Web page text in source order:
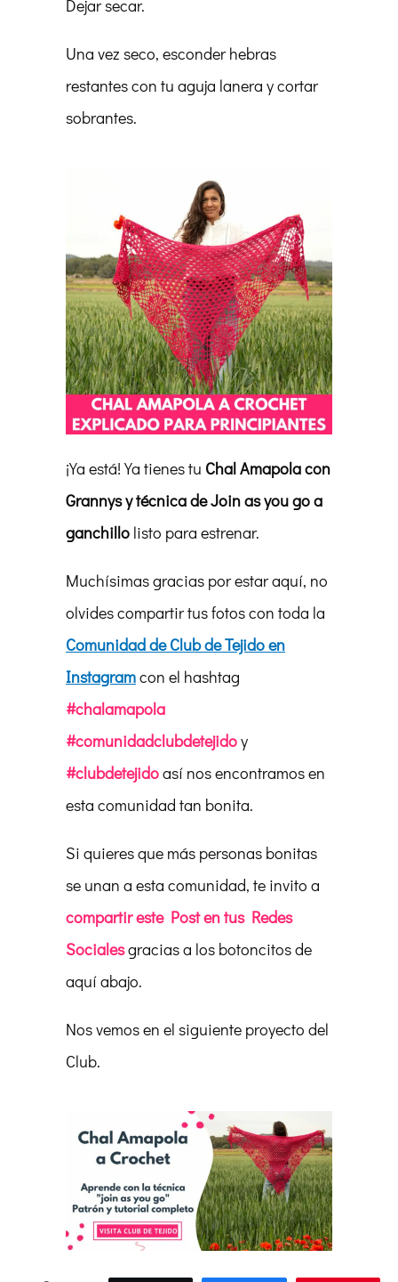
Dejar secar.
Una vez seco, esconder hebras
restantes con tu aguja lanera y cortar
sobrantes.
¡Ya está! Ya tienes tu Chal Amapola con
Grannys y técnica de Join as you go a
ganchillo listo para estrenar.
Muchísimas gracias por estar aquí, no
olvides compartir tus fotos con toda la
Comunidad de Club de Tejido en
Instagramcon el hashtag
#chalamapola
#comunidadclubdetejidoy
#clubdetejidoasí nos encontramos en
esta comunidad tan bonita.
Si quieres que más personas bonitas
se unan a esta comunidad, te invito a
compartir este Post en tus Redes
Socialesgracias a los botoncitos de
aquí abajo.
Nos vemos en el siguiente proyecto del
Club.